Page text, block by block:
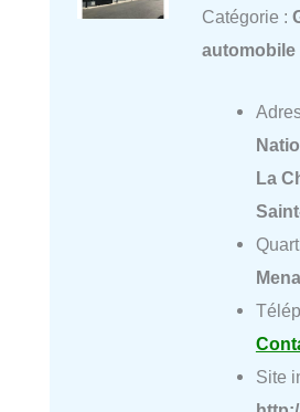
Catégorie :
automobile
La
Site